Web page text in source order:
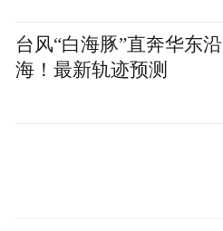
台风“白海豚”直奔华东沿
海！最新轨迹预测